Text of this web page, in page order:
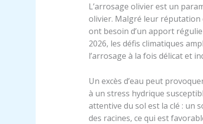
L’arrosage olivier est un
olivier. Malgré leur réputation
ont besoin d’un apport
2026, les défis climatiques
l’arrosage à la fois délicat et
Un excès d’eau peut
à un stress hydrique
attentive du sol est la clé : un
des racines, ce qui est